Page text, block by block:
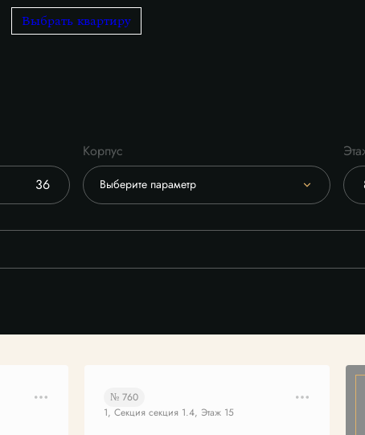
Выбрать квартиру
Корпус
Выберите параметр
№ 760
1, Секция секция 1.4, Этаж 15